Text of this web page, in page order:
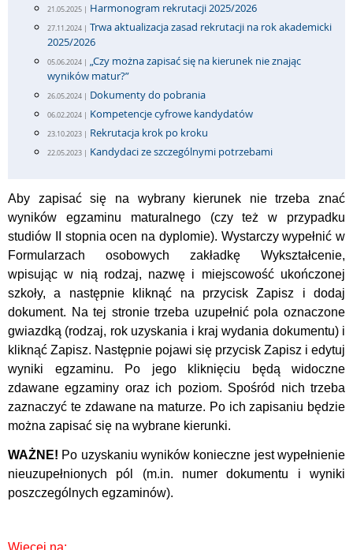
21.05.2025 | Harmonogram rekrutacji 2025/2026
27.11.2024 | Trwa aktualizacja zasad rekrutacji na rok akademicki
2025/2026
05.06.2024 | „Czy można zapisać się na kierunek nie znając
wyników matur?”
26.05.2024 | Dokumenty do pobrania
06.02.2024 | Kompetencje cyfrowe kandydatów
23.10.2023 | Rekrutacja krok po kroku
22.05.2023 | Kandydaci ze szczególnymi potrzebami
Aby zapisać się na wybrany kierunek nie trzeba znać
wyników egzaminu maturalnego (czy też w przypadku
studiów II stopnia ocen na dyplomie). Wystarczy wypełnić w
Formularzach osobowych zakładkę Wykształcenie,
wpisując w nią rodzaj, nazwę i miejscowość ukończonej
szkoły, a następnie kliknąć na przycisk Zapisz i dodaj
dokument. Na tej stronie trzeba uzupełnić pola oznaczone
gwiazdką (rodzaj, rok uzyskania i kraj wydania dokumentu) i
kliknąć Zapisz. Następnie pojawi się przycisk Zapisz i edytuj
wyniki egzaminu. Po jego kliknięciu będą widoczne
zdawane egzaminy oraz ich poziom. Spośród nich trzeba
zaznaczyć te zdawane na maturze. Po ich zapisaniu będzie
można zapisać się na wybrane kierunki.
WAŻNE! Po uzyskaniu wyników konieczne jest wypełnienie
nieuzupełnionych pól (m.in. numer dokumentu i wyniki
poszczególnych egzaminów).
Więcej na: